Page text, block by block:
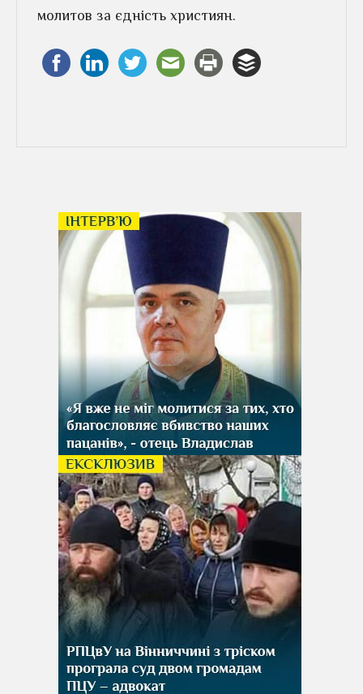
молитов за єдність християн.